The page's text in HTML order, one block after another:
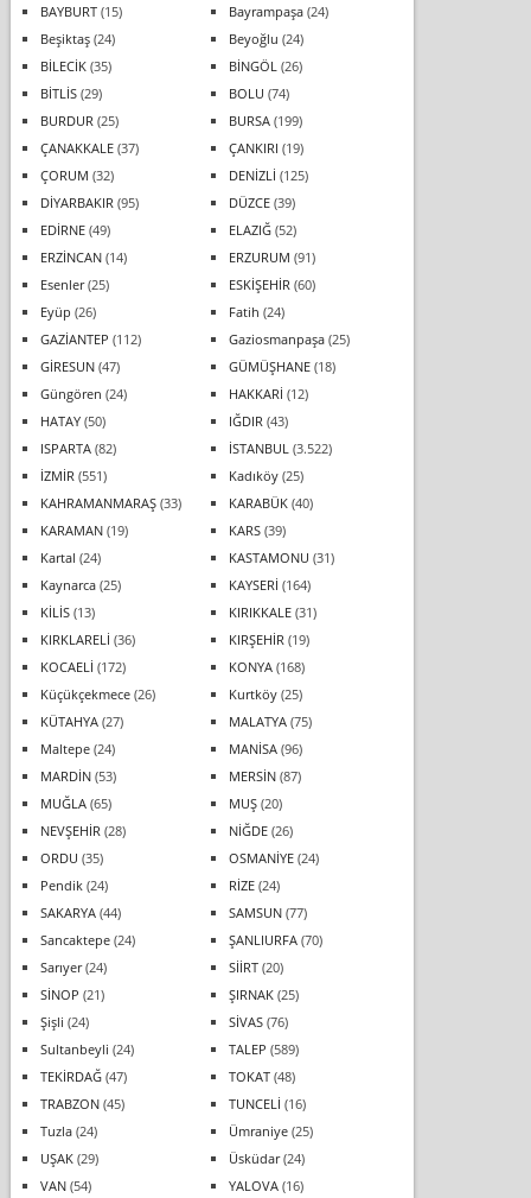
BAYBURT(15) Bayrampaşa(24)
Beşiktaş(24) Beyoğlu (24)
BİLECİK(35) BİNGÖL (26)
BİTLİS(29) BOLU (74)
BURDUR (25) BURSA(199)
ÇANAKKALE(37) ÇANKIRI (19)
ÇORUM (32) DENİZLİ (125)
DİYARBAKIR (95) DÜZCE(39)
EDİRNE(49) ELAZIĞ(52)
ERZİNCAN(14) ERZURUM (91)
Esenler(25) ESKİŞEHİR (60)
Eyüp (26) Fatih (24)
GAZİANTEP (112) Gaziosmanpaşa(25)
GİRESUN(47) GÜMÜŞHANE(18)
Güngören (24) HAKKARİ (12)
HATAY(50) IĞDIR (43)
ISPARTA(82) İSTANBUL (3.522)
İZMİR (551) Kadıköy(25)
KAHRAMANMARAŞ(33) KARABÜK(40)
KARAMAN(19) KARS(39)
Kartal (24) KASTAMONU (31)
Kaynarca(25) KAYSERİ (164)
KİLİS(13) KIRIKKALE(31)
KIRKLARELİ (36) KIRŞEHİR (19)
KOCAELİ (172) KONYA(168)
Küçükçekmece(26) Kurtköy(25)
KÜTAHYA(27) MALATYA(75)
Maltepe(24) MANİSA(96)
MARDİN(53) MERSİN(87)
MUĞLA(65) MUŞ(20)
NEVŞEHİR (28) NİĞDE(26)
ORDU (35) OSMANİYE(24)
Pendik(24) RİZE(24)
SAKARYA(44) SAMSUN(77)
Sancaktepe(24) ŞANLIURFA(70)
Sarıyer(24) SİİRT(20)
SİNOP (21) ŞIRNAK(25)
Şişli (24) SİVAS(76)
Sultanbeyli (24) TALEP (589)
TEKİRDAĞ(47) TOKAT(48)
TRABZON(45) TUNCELİ (16)
Tuzla(24) Ümraniye(25)
UŞAK(29) Üsküdar(24)
VAN(54) YALOVA(16)